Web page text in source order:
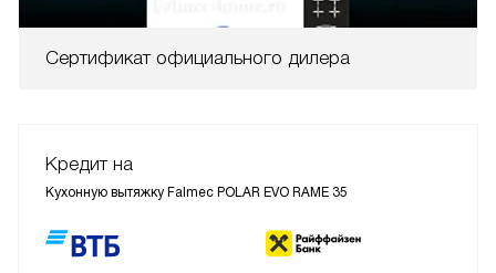
Сертификат официального дилера
Кредит на
Кухонную вытяжку Falmec POLAR EVO RAME 35